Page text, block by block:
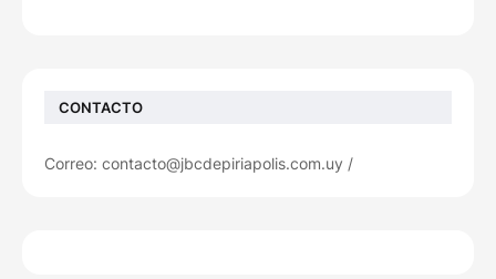
CONTACTO
Correo: contacto@jbcdepiriapolis.com.uy /